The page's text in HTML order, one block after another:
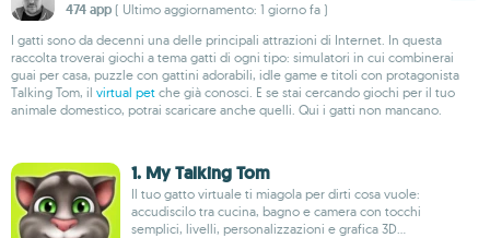
474 app ( Ultimo aggiornamento: 1 giorno fa )
I gatti sono da decenni una delle principali attrazioni di Internet. In questa
raccolta troverai giochi a tema gatti di ogni tipo: simulatori in cui combinerai
guai per casa, puzzle con gattini adorabili, idle game e titoli con protagonista
Talking Tom, il virtual pet che già conosci. E se stai cercando giochi per il tuo
animale domestico, potrai scaricare anche quelli. Qui i gatti non mancano.
1. My Talking Tom
Il tuo gatto virtuale ti miagola per dirti cosa vuole:
accudiscilo tra cucina, bagno e camera con tocchi
semplici, livelli, personalizzazioni e grafica 3D...